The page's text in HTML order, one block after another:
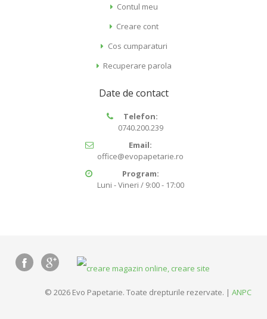
Contul meu
Creare cont
Cos cumparaturi
Recuperare parola
Date de contact
Telefon:
0740.200.239
Email:
office@evopapetarie.ro
Program:
Luni - Vineri / 9:00 - 17:00
© 2026 Evo Papetarie. Toate drepturile rezervate. | ANPC